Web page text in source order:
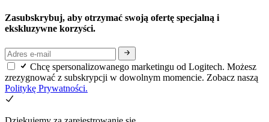
Zasubskrybuj, aby otrzymać swoją ofertę specjalną i
ekskluzywne korzyści.
Chcę spersonalizowanego marketingu od Logitech. Możesz
zrezygnować z subskrypcji w dowolnym momencie. Zobacz naszą
Politykę Prywatności.